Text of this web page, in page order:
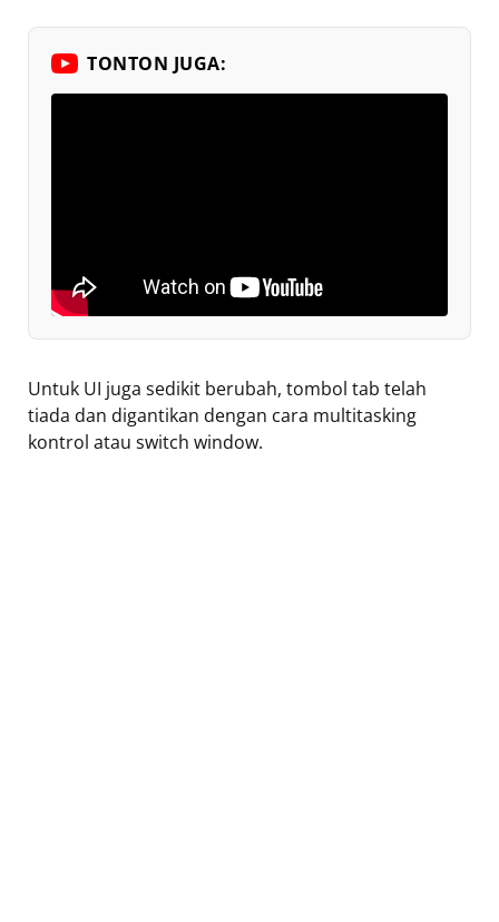
TONTON JUGA:
Untuk UI juga sedikit berubah, tombol tab telah
tiada dan digantikan dengan cara multitasking
kontrol atau switch window.